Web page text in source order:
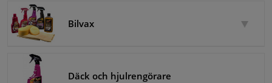
Fönster & Tillbehör
Interiör & bilklädsel
Bilvax
Däck och hjulrengörare